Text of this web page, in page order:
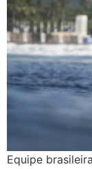
Equipe